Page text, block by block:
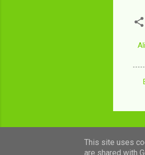
This site uses
are shared with